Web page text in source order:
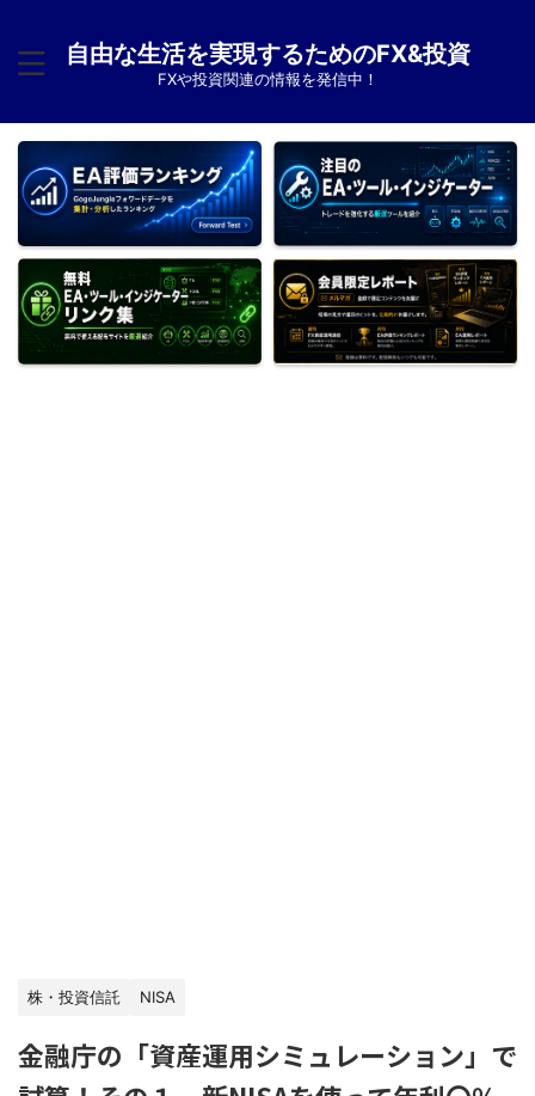
自由な生活を実現するためのFX&投資
FXや投資関連の情報を発信中！
株・投資信託 NISA
金融庁の「資産運用シミュレーション」で